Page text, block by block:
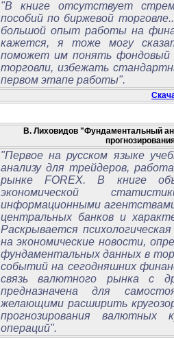
"В книге отсутствует
пособий по биржевой
большой опыт работы на
кажется, я тоже могу
поможет им понять фондовый
торговли, избежать
первом этапе работы".
В. Лиховидов "Фундаментальный
"Первое на русском языке
анализу для трейдеров,
рынке FOREX. В книге
экономической
информационными
центральных банков и
Раскрывается
на экономические новости,
фундаментальных данных в
событий на сегодняшних
связь валютного рынка с
предназначена для
желающими расширить
прогнозирования валютных
операций".